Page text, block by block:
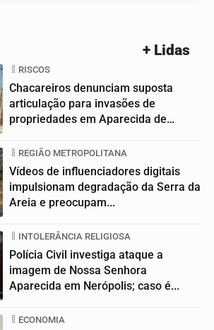
+ Lidas
RISCOS
Chacareiros denunciam suposta
articulação para invasões de
propriedades em Aparecida de
REGIÃO METROPOLITANA
Vídeos de influenciadores digitais
impulsionam degradação da Serra da
Areia e preocupam...
INTOLERÂNCIA RELIGIOSA
Polícia Civil investiga ataque a
imagem de Nossa Senhora
Aparecida em Nerópolis; caso é...
ECONOMIA